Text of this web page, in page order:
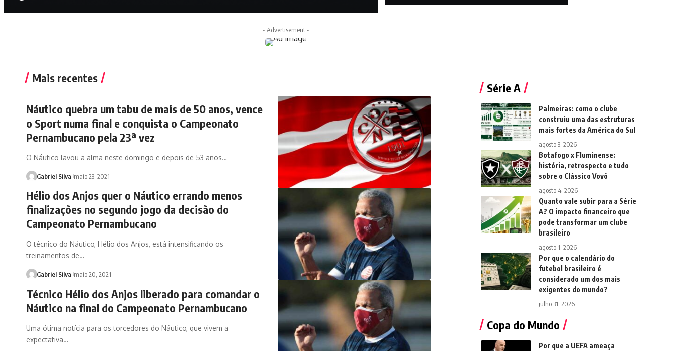
- Advertisement -
Mais recentes
Náutico quebra um tabu de mais de 50 anos, vence
o Sport numa final e conquista o Campeonato
Pernambucano pela 23ª vez
O Náutico lavou a alma neste domingo e depois de 53 anos…
Gabriel Silva maio 23, 2021
Hélio dos Anjos quer o Náutico errando menos
finalizações no segundo jogo da decisão do
Campeonato Pernambucano
O técnico do Náutico, Hélio dos Anjos, está intensificando os
treinamentos de…
Gabriel Silva maio 20, 2021
Técnico Hélio dos Anjos liberado para comandar o
Náutico na final do Campeonato Pernambucano
Uma ótima notícia para os torcedores do Náutico, que vivem a
expectativa…
Série A
Palmeiras: como o clube
construiu uma das estruturas
mais fortes da América do Sul
agosto 3, 2026
Botafogo x Fluminense:
história, retrospecto e tudo
sobre o Clássico Vovô
agosto 4, 2026
Quanto vale subir para a Série
A? O impacto financeiro que
pode transformar um clube
brasileiro
agosto 1, 2026
Por que o calendário do
futebol brasileiro é
considerado um dos mais
exigentes do mundo?
julho 31, 2026
Copa do Mundo
Por que a UEFA ameaça